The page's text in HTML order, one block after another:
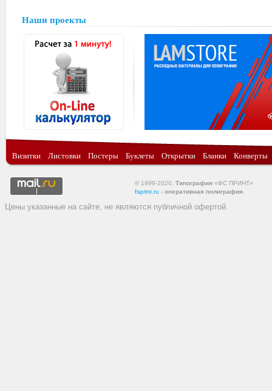
Наши проекты
Визитки Листовки Постеры Буклеты Открытки Бланки Конверты
© 1999-2020, Типография «ФС ПРИНТ»
fsprint.ru - оперативная полиграфия
Цены указанные на сайте, не являются публичной офертой.